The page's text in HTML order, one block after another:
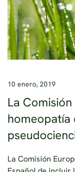
10 enero, 2019
La
homeopatía
La Comisión